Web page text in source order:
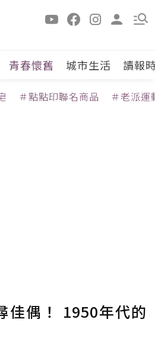
青春懷舊 城市生活 讀報
＃點點印聯名商品 ＃老派運
佳偶！ 1950年代的